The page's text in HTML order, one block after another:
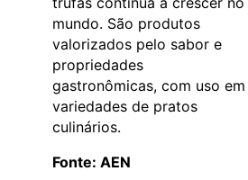
mundo. São produtos
valorizados pelo sabor e
propriedades
gastronômicas, com uso em
variedades de pratos
culinários.
Fonte: AEN